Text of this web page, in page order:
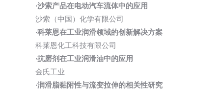
·沙索产品在电动汽车流体中的应用
沙索（中国）化学有限公司
·科莱恩在工业润滑领域的创新解决方案
科莱恩化工科技有限公司
·抗磨剂在工业润滑油中的应用
金氏工业
·润滑脂黏附性与流变拉伸的相关性研究